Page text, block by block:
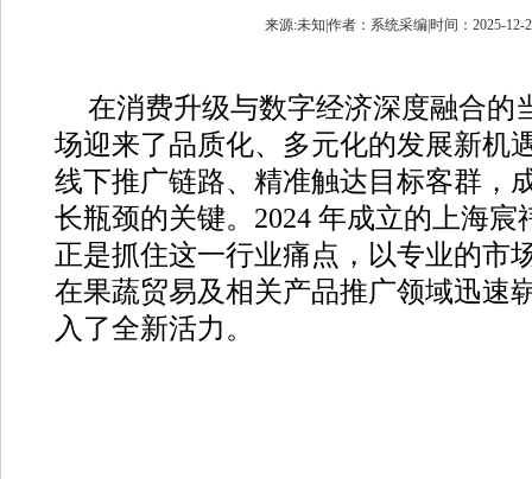
来源:未知|作者：系统采编|时间：2025-12-
在消费升级与数字经济深度融合的
场迎来了品质化、多元化的发展新机
线下推广链路、精准触达目标客群，
长瓶颈的关键。2024 年成立的上海宸
正是抓住这一行业痛点，以专业的市
在果蔬贸易及相关产品推广领域迅速
入了全新活力。